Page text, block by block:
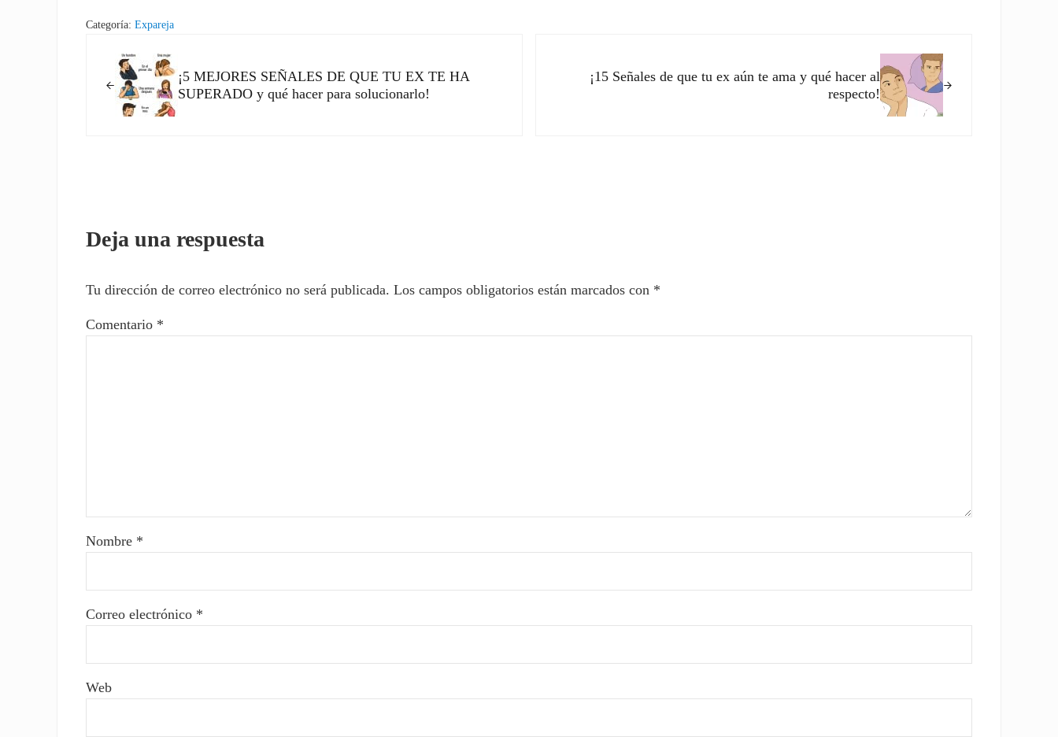
Categoría:Expareja
¡5 MEJORES SEÑALES DE QUE TU EX TE HA
SUPERADO y qué hacer para solucionarlo!
¡15 Señales de que tu ex aún te ama y qué hacer al
respecto!
Deja una respuesta
Tu dirección de correo electrónico no será publicada. Los campos obligatorios están marcados con *
Comentario *
Nombre *
Correo electrónico *
Web